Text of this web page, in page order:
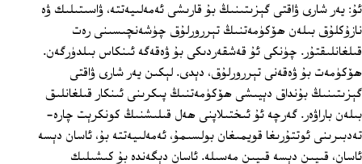
ئۇ: يەر شارى ۋاقتى گېزىتىنىڭ بۇ قارىشى ئەمەلىيەتتە، ۋاسىتىلىك ۋە
نازۇكلۇق بىلەن ھۆكۈمەتنىڭ تېررورلۇق چۈشەنچىسىنى رەت
قىلغانلىقتۇر. چۈنكى ئۇ قەشقەردىكى بۇ ۋەقەگە ئىنكاس بىلدۈرگەن.
ھۆكۈمەت بۇ ۋەقەنى تېررورلۇق، دېدى. لېكىن يەر شارى ۋاقتى
گېزىتىنىڭ بۇنداق دېيىشى ھۆكۈمەتنىڭ پىكرىنى ئىنكار قىلغانلىق
بىلەن باراۋەر. گەرچە ئۇ ئىختىلاپنى ھەل قىلىشنىڭ كونكرېت چارە-
تەدبىرىنى ئوتتۇرىغا قويمىغان بولسىمۇ، ئەمەلىيەتتە بۇ، ئاسان دېسە
ئاسان، قىيىن دېسە قىيىن مەسىلە. ئاسان دېگەندە بۇ كىشىلىك